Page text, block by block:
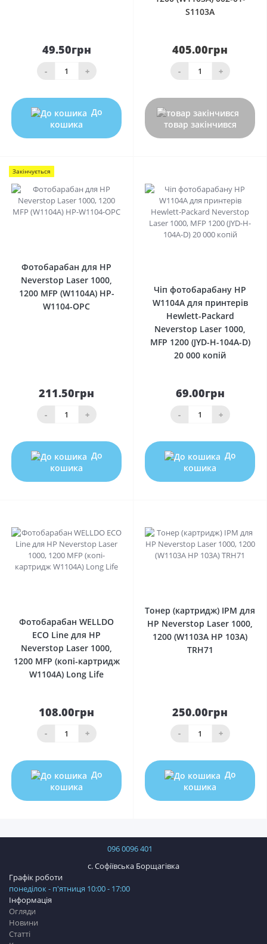
49.50грн
- +
До
кошика
S1103A
405.00грн
- +
товар закінчився
Закінчується
Фотобарабан для HP
Neverstop Laser 1000,
1200 MFP (W1104A) HP-
W1104-OPC
211.50грн
- +
До
кошика
Чіп фотобарабану HP
W1104A для принтерів
Hewlett-Packard
Neverstop Laser 1000,
MFP 1200 (JYD-H-104A-D)
20 000 копій
69.00грн
- +
До
кошика
Фотобарабан WELLDO
ECO Line для HP
Neverstop Laser 1000,
1200 MFP (копі-картридж
W1104A) Long Life
108.00грн
- +
До
кошика
Тонер (картридж) IPM для
HP Neverstop Laser 1000,
1200 (W1103A HP 103A)
TRH71
250.00грн
- +
До
кошика
096 0096 401
с. Софіївська Борщагівка
Інформація
Огляди
Новини
Статті
Графік роботи
понеділок - п'ятниця 10:00 - 17:00